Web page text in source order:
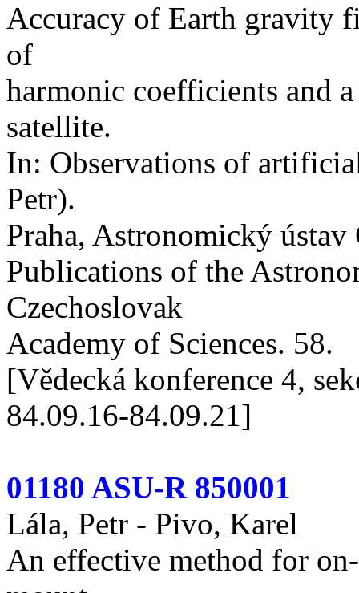
Accuracy of Earth gravity
of
harmonic coefficients and
satellite.
In: Observations of
Petr).
Praha, Astronomický
Publications of the
Czechoslovak
Academy of Sciences. 58.
[Vědecká konference 4,
84.09.16-84.09.21]
01180 ASU-R 850001
Lála, Petr - Pivo, Karel
An effective method for